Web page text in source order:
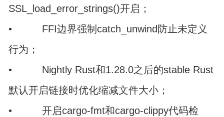
SSL_load_error_strings()开启；
• FFI边界强制catch_unwind防止未定义
行为；
• Nightly Rust和1.28.0之后的stable Rust
默认开启链接时优化缩减文件大小；
• 开启cargo-fmt和cargo-clippy代码检